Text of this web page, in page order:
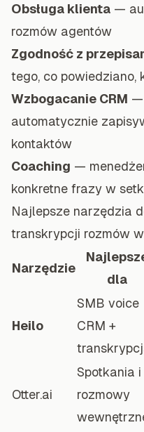
Obsługa klienta —
rozmów agentów
Zgodność z
tego, co powiedziano,
Wzbogacanie CRM —
automatycznie
kontaktów
Coaching —
konkretne frazy w
Najlepsze narzędzia
transkrypcji rozmów
Narzędzie
dla
Heilo
SMB voice
CRM +
Otter.ai
Spotkania i
rozmowy